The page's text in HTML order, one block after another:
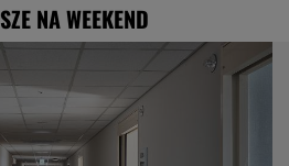
NA WEEKEND